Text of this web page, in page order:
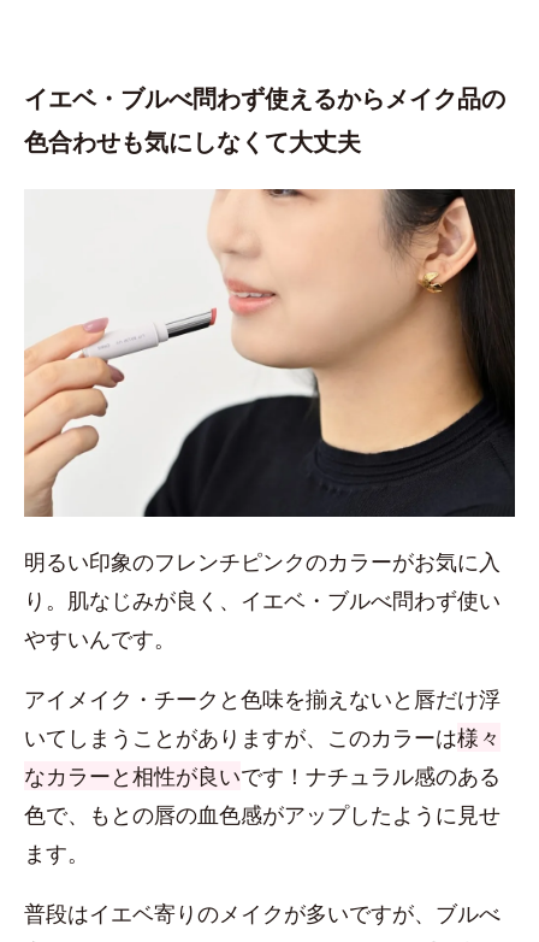
イエベ・ブルべ問わず使えるからメイク品の
色合わせも気にしなくて大丈夫
明るい印象のフレンチピンクのカラーがお気に入
り。肌なじみが良く、イエベ・ブルべ問わず使い
やすいんです。
アイメイク・チークと色味を揃えないと唇だけ浮
いてしまうことがありますが、このカラーは様々
なカラーと相性が良いです！ナチュラル感のある
色で、もとの唇の血色感がアップしたように見せ
ます。
普段はイエベ寄りのメイクが多いですが、ブルべ